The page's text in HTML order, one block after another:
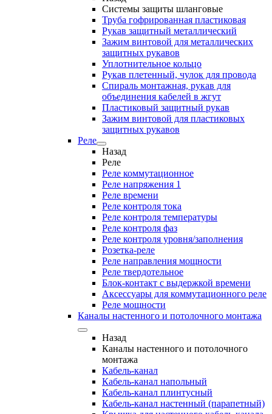
Системы защиты шланговые
Труба гофрированная пластиковая
Рукав защитный металлический
Зажим винтовой для металлических
защитных рукавов
Уплотнительное кольцо
Рукав плетенный, чулок для провода
Спираль монтажная, рукав для
объединения кабелей в жгут
Пластиковый защитный рукав
Зажим винтовой для пластиковых
защитных рукавов
Реле
Назад
Реле
Реле коммутационное
Реле напряжения 1
Реле времени
Реле контроля тока
Реле контроля температуры
Реле контроля фаз
Реле контроля уровня/заполнения
Розетка-реле
Реле направления мощности
Реле твердотельное
Блок-контакт с выдержкой времени
Аксессуары для коммутационного реле
Реле мощности
Каналы настенного и потолочного монтажа
Назад
Каналы настенного и потолочного
монтажа
Кабель-канал
Кабель-канал напольный
Кабель-канал плинтусный
Кабель-канал настенный (парапетный)